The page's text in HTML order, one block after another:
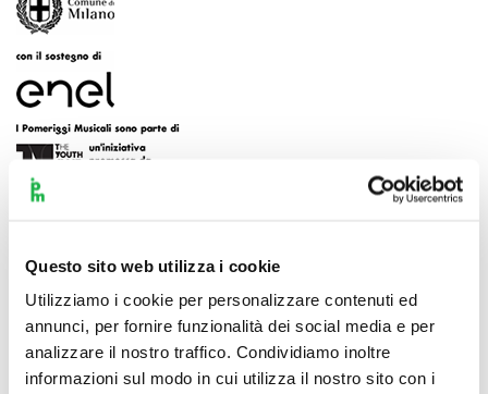
Questo sito web utilizza i cookie
Utilizziamo i cookie per personalizzare contenuti ed
annunci, per fornire funzionalità dei social media e per
analizzare il nostro traffico. Condividiamo inoltre
informazioni sul modo in cui utilizza il nostro sito con i